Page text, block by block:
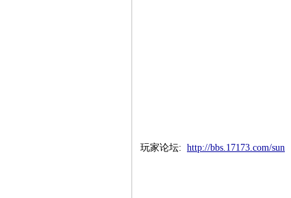
玩家论坛: http://bbs.17173.com/sun